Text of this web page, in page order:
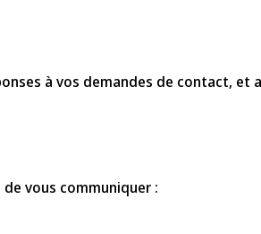
à vos demandes de contact,
vous communiquer :